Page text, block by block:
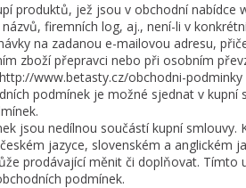
produktů, jež jsou v obchodní nabídce
firemních log, aj., není-li v
na zadanou e-mailovou adresu,
zboží přepravci nebo při osobním
www.betasty.cz/obchodni-podminky
podmínek je možné sjednat v
jsou nedílnou součástí kupní
jazyce, slovenském a anglickém
prodávající měnit či doplňovat.
podmínek.